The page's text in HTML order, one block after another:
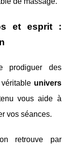
et esprit :
prodiguer des
univers
vous aide à
vos séances.
retrouve par